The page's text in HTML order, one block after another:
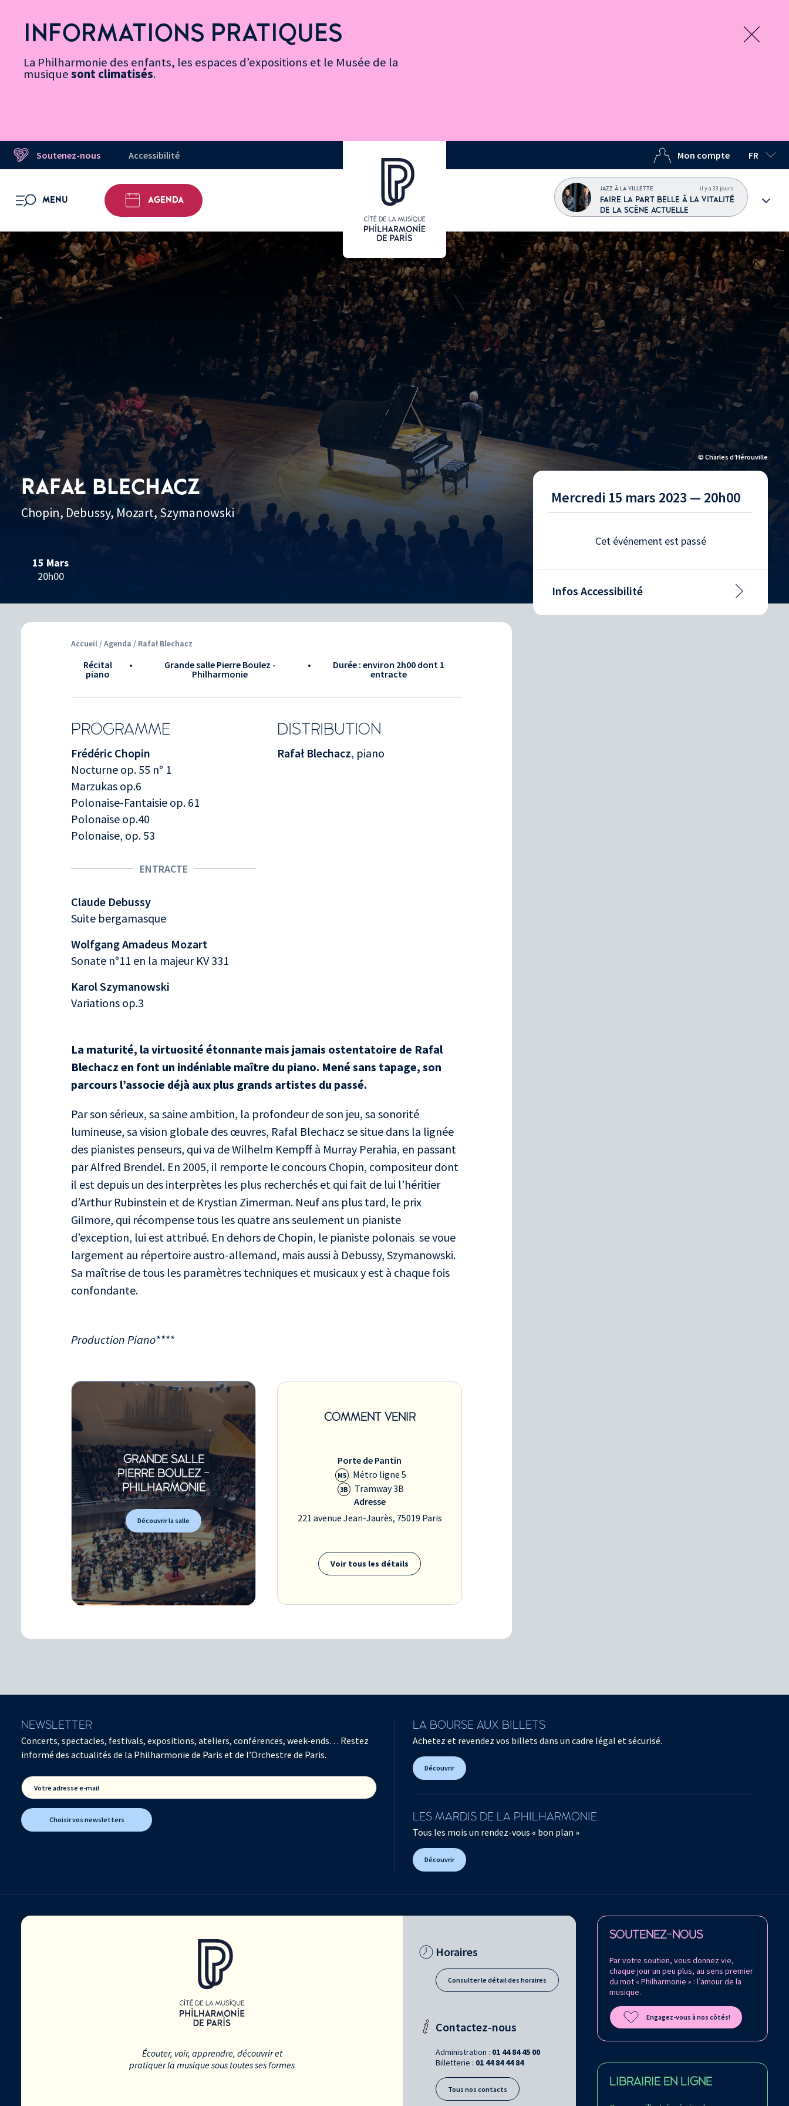
Accessibilité
rapides
contenuMessage d’information
INFORMATIONS PRATIQUES
La Philharmonie des enfants, les espaces d’expositions et le Musée de la
musiquesont climatisés.
Soutenez-nous Accessibilité Mon compte FR
LANGUE
MENU
OUVRIR LE MENU AGENDA
JAZZ À LA VILLETTE il y a 33 jours
FAIRE LA PART BELLE À LA VITALITÉ
DE LA SCÈNE ACTUELLE
© Charles d’Hérouville
RAFAŁ BLECHACZ
Chopin, Debussy, Mozart, Szymanowski
15 Mars
20h00
Accueil /Agenda / Rafał Blechacz
Récital
piano
•
Grande salle Pierre Boulez -
Philharmonie
• Durée : environ 2h00 dont 1
entracte
PROGRAMME DISTRIBUTION
Frédéric Chopin
Nocturne op. 55 n° 1
Marzukas op.6
Polonaise-Fantaisie op. 61
Polonaise op.40
Polonaise, op. 53
ENTRACTE
Claude Debussy
Suite bergamasque
Wolfgang Amadeus Mozart
Sonate n°11 en la majeur KV 331
Karol Szymanowski
Variations op.3
Rafał Blechacz, piano
La maturité, la virtuosité étonnante mais jamais ostentatoire de Rafal
Blechacz en font un indéniable maître du piano. Mené sans tapage, son
parcours l’associe déjà aux plus grands artistes du passé.
Par son sérieux, sa saine ambition, la profondeur de son jeu, sa sonorité
lumineuse, sa vision globale des œuvres, Rafal Blechacz se situe dans la lignée
des pianistes penseurs, qui va de Wilhelm Kempff à Murray Perahia, en passant
par Alfred Brendel. En 2005, il remporte le concours Chopin, compositeur dont
il est depuis un des interprètes les plus recherchés et qui fait de lui l’héritier
d’Arthur Rubinstein et de Krystian Zimerman. Neuf ans plus tard, le prix
Gilmore, qui récompense tous les quatre ans seulement un pianiste
d’exception, lui est attribué. En dehors de Chopin, le pianiste polonais se voue
largement au répertoire austro-allemand, mais aussi à Debussy, Szymanowski.
Sa maîtrise de tous les paramètres techniques et musicaux y est à chaque fois
confondante.
Production Piano****
GRANDE SALLE
PIERRE BOULEZ -
PHILHARMONIE
Découvrir la salle
COMMENT VENIR
Porte de Pantin
M5 Métro ligne 5
3B
Tramway 3B
Adresse
221 avenue Jean-Jaurès, 75019 Paris
Voir tous les détails
Mercredi 15 mars 2023 — 20h00
Cet événement est passé
Infos Accessibilité
NEWSLETTER
Concerts, spectacles, festivals, expositions, ateliers, conférences, week-ends… Restez
informé des actualités de la Philharmonie de Paris et de l’Orchestre de Paris.
Votre adresse e-mail
Choisir vos newsletters
LA BOURSE AUX BILLETS
Achetez et revendez vos billets dans un cadre légal et sécurisé.
Découvrir
LES MARDIS DE LA PHILHARMONIE
Tous les mois un rendez-vous « bon plan »
Découvrir
Écouter, voir, apprendre, découvrir et
pratiquer la musique sous toutes ses formes
Horaires
Consulter le détail des horaires
Contactez-nous
Administration : 01 44 84 45 00
Billetterie : 01 44 84 44 84
Tous nos contacts
SOUTENEZ-NOUS
Par votre soutien, vous donnez vie,
chaque jour un peu plus, au sens premier
du mot « Philharmonie » : l’amour de la
musique.
Engagez-vous à nos côtés!
LIBRAIRIE EN LIGNE
Retrouvez la Philharmonie de Paris sur